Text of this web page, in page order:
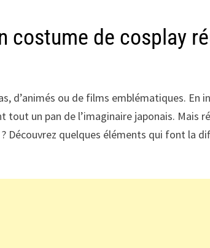
costume de cosplay
d’animés ou de films emblématiques.
tout un pan de l’imaginaire japonais.
quelques éléments qui font la